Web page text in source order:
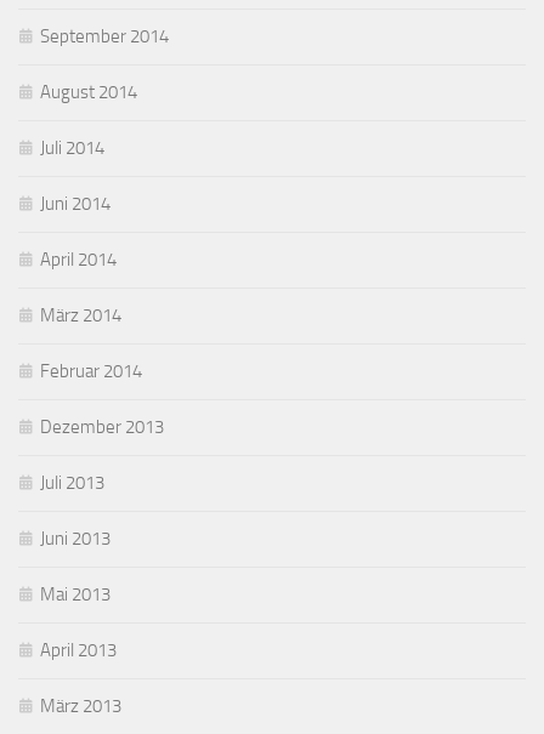
September 2014
August 2014
Juli 2014
Juni 2014
April 2014
März 2014
Februar 2014
Dezember 2013
Juli 2013
Juni 2013
Mai 2013
April 2013
März 2013